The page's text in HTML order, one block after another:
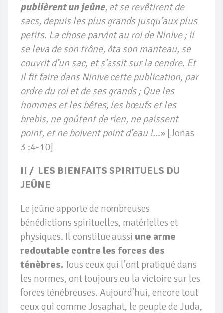
publièrent un jeûne, et se revêtirent de
sacs, depuis les plus grands jusqu’aux plus
petits. La chose parvint au roi de Ninive ; il
se leva de son trône, ôta son manteau, se
couvrit d’un sac, et s’assit sur la cendre. Et
il fit faire dans Ninive cette publication, par
ordre du roi et de ses grands ; Que les
hommes et les bêtes, les bœufs et les
brebis, ne goûtent de rien, ne paissent
point, et ne boivent point d’eau !...» [Jonas
3 :4-10]
II / LES BIENFAITS SPIRITUELS DU
JEÛNE
Le jeûne apporte de nombreuses
bénédictions spirituelles, matérielles et
physiques. Il constitue aussi une arme
redoutable contre les forces des
ténèbres. Tous ceux qui l’ont pratiqué dans
les normes, ont toujours eu la victoire sur les
forces ténébreuses. Aujourd’hui, encore tout
ceux qui comme Josaphat, le peuple de Juda,